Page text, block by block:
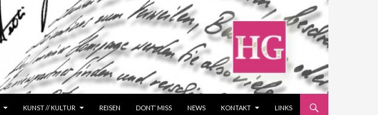
KUNST // KULTUR REISEN DONT‘ MISS NEWS KONTAKT LINKS